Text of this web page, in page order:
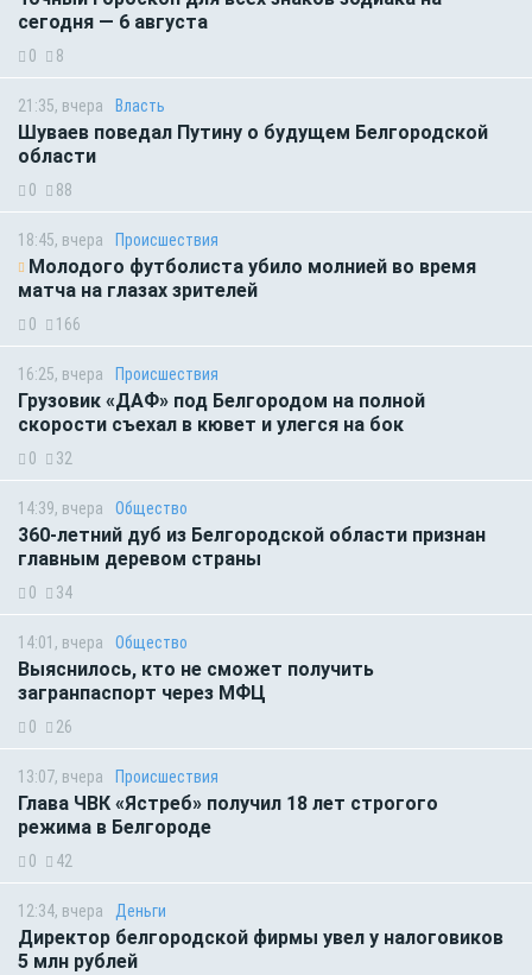
сегодня — 6 августа
0 8
21:35, вчера Власть
Шуваев поведал Путину о будущем Белгородской
области
0 88
18:45, вчера Происшествия
Молодого футболиста убило молнией во время
матча на глазах зрителей
0 166
16:25, вчера Происшествия
Грузовик «ДАФ» под Белгородом на полной
скорости съехал в кювет и улегся на бок
0 32
14:39, вчера Общество
360-летний дуб из Белгородской области признан
главным деревом страны
0 34
14:01, вчера Общество
Выяснилось, кто не сможет получить
загранпаспорт через МФЦ
0 26
13:07, вчера Происшествия
Глава ЧВК «Ястреб» получил 18 лет строгого
режима в Белгороде
0 42
12:34, вчера Деньги
Директор белгородской фирмы увел у налоговиков
5 млн рублей